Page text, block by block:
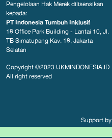
Pengelolaan Hak Merek dilisensikan
kepada:
PT Indonesia Tumbuh Inklusif
18 Office Park Building - Lantai 10, Jl.
TB Simatupang Kav. 18, Jakarta
Selatan
Copyright ©2023 UKMINDONESIA.ID
All right reserved
Support by